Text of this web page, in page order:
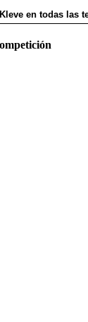
en todas las